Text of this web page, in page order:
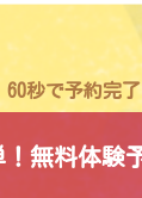
60秒で予約完了
！無料体験